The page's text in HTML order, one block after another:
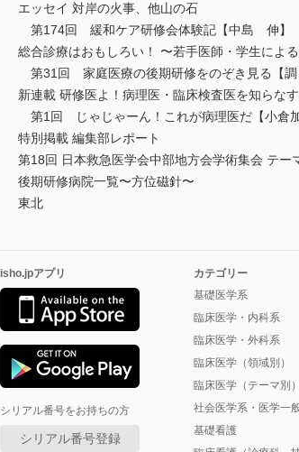
エッセイ 対岸の火事、他山の石
第174回 緩和ケア研修会体験記【中島 伸】
総合診療はおもしろい！ 〜若手医師・学生によ
第31回 家庭医療の後期研修をのぞき見る【
新連載 研修医よ！病理医・臨床検査医を知らな
第1回 じゃじゃーん！これが病理医だ【小倉加
特別掲載 編集部レポート
第18回 日本救急医学会中部地方会学術集会 テー
後期研修病院一覧〜方位磁針〜
東北
isho.jpアプリ
シリアル番号をお持ちの方
シリアル番号登録
カテゴリー
基礎医学系
臨床医学・内科系
臨床医学・外科系
臨床医学（領域別）
臨床医学（テーマ別）
社会医学系・医学一
基礎看護